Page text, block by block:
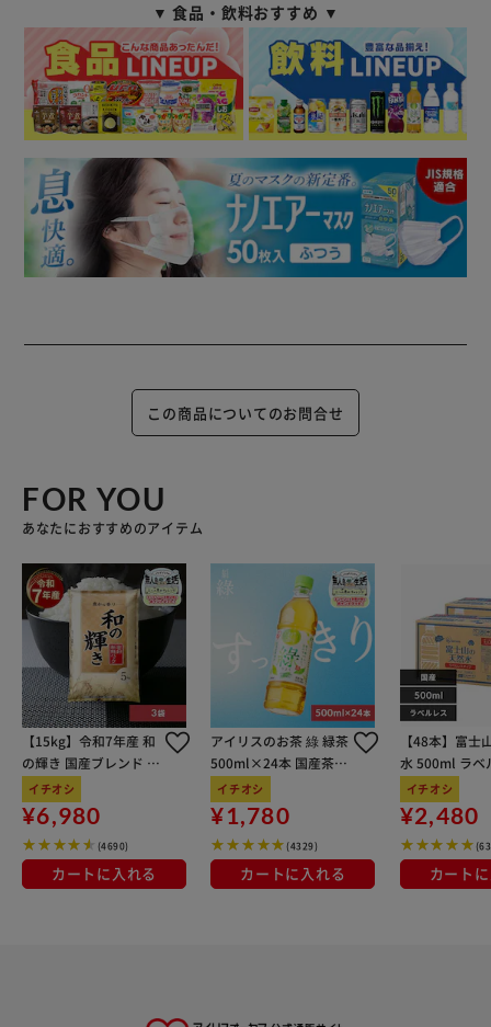
▼ 食品・飲料おすすめ ▼
この商品についてのお問合せ
FOR YOU
あなたにおすすめのアイテム
【15kg】令和7年産 和
の輝き 国産ブレンド 5
kg×3袋
イチオシ
¥6,980
(4690)
カートに入れる
アイリスのお茶 綠 緑茶
500ml×24本 国産茶葉
100％使用
イチオシ
¥1,780
(4329)
カートに入れる
【48本】富士
水 500ml ラベ
イチオシ
¥2,480
カート